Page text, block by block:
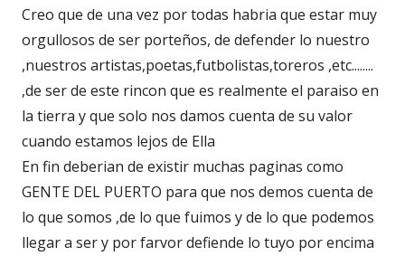
Creo que de una vez por todas habria que estar muy
orgullosos de ser porteños, de defender lo nuestro
,nuestros artistas,poetas,futbolistas,toreros ,etc........
,de ser de este rincon que es realmente el paraiso en
la tierra y que solo nos damos cuenta de su valor
cuando estamos lejos de Ella
En fin deberian de existir muchas paginas como
GENTE DEL PUERTO para que nos demos cuenta de
lo que somos ,de lo que fuimos y de lo que podemos
llegar a ser y por farvor defiende lo tuyo por encima